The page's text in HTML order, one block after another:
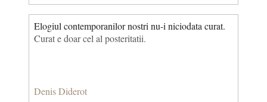
Elogiul contemporanilor nostri nu-i niciodata curat.
Curat e doar cel al posteritatii.
Denis Diderot